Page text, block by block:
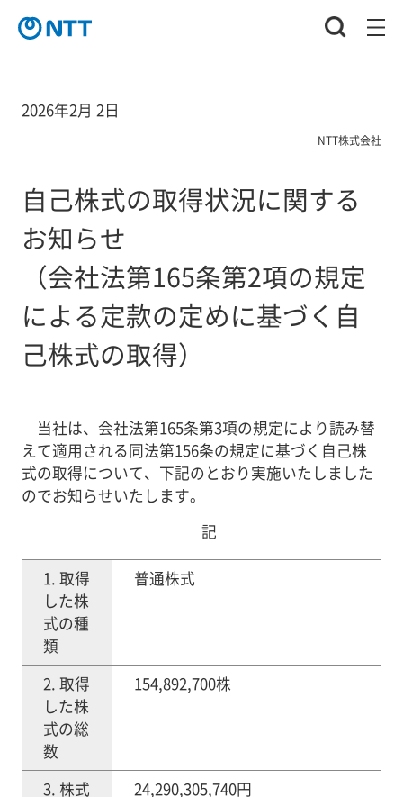
2026年2月 2日
NTT株式会社
自己株式の取得状況に関する
お知らせ
（会社法第165条第2項の規定
による定款の定めに基づく自
己株式の取得）
当社は、会社法第165条第3項の規定により読み替
えて適用される同法第156条の規定に基づく自己株
式の取得について、下記のとおり実施いたしました
のでお知らせいたします。
記
1. 取得
した株
式の種
類
普通株式
2. 取得
した株
式の総
数
154,892,700株
3. 株式
24,290,305,740円